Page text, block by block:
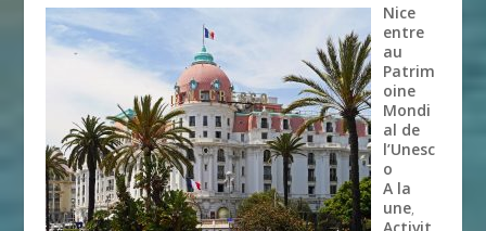
Nice
entre
au
Patrim
oine
Mondi
al de
l’Unesc
o
A la
une,
Activit